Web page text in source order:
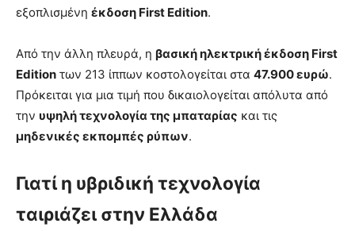
εξοπλισμένη έκδοση First Edition.
Από την άλλη πλευρά, η βασική ηλεκτρική έκδοση First
Edition των 213 ίππων κοστολογείται στα 47.900 ευρώ.
Πρόκειται για μια τιμή που δικαιολογείται απόλυτα από
την υψηλή τεχνολογία της μπαταρίας και τις
μηδενικές εκπομπές ρύπων.
Γιατί η υβριδική τεχνολογία
ταιριάζει στην Ελλάδα